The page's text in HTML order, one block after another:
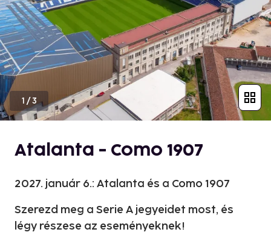
1 /3
Atalanta - Como 1907
2027. január 6.: Atalanta és a Como 1907
Szerezd meg a Serie A jegyeidet most, és
légy részese az eseményeknek!